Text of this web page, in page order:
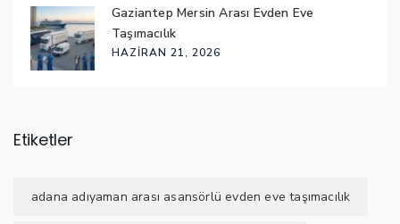
Gaziantep Mersin Arası Evden Eve
Taşımacılık
HAZIRAN 21, 2026
Etiketler
adana adıyaman arası asansörlü evden eve taşımacılık